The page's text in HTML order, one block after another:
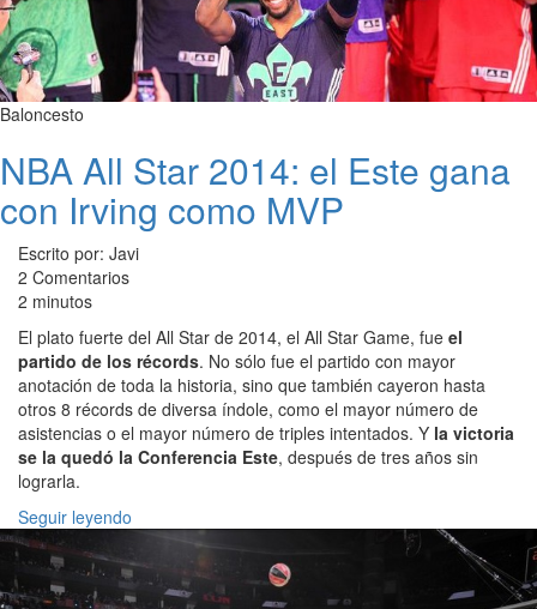
Baloncesto
NBA All Star 2014: el Este gana
con Irving como MVP
Escrito por: Javi
2 Comentarios
2 minutos
El plato fuerte del All Star de 2014, el All Star Game, fue el
partido de los récords. No sólo fue el partido con mayor
anotación de toda la historia, sino que también cayeron hasta
otros 8 récords de diversa índole, como el mayor número de
asistencias o el mayor número de triples intentados. Y la victoria
se la quedó la Conferencia Este, después de tres años sin
lograrla.
Seguir leyendo